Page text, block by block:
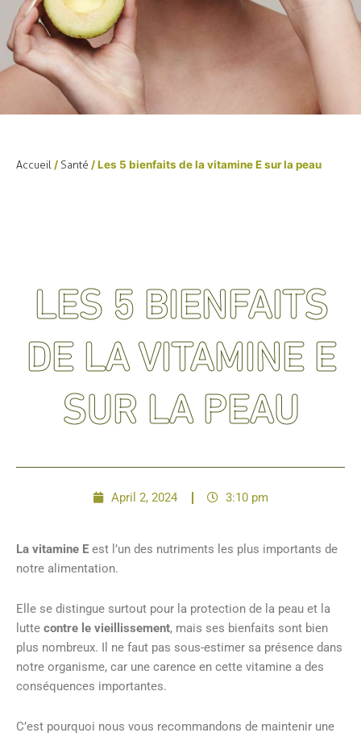
Accueil / Santé / Les 5 bienfaits de la vitamine E sur la peau
LES 5 BIENFAITS
DE LA VITAMINE E
SUR LA PEAU
April 2, 2024 3:10 pm
La vitamine E est l’un des nutriments les plus importants de
notre alimentation.
Elle se distingue surtout pour la protection de la peau et la
lutte contre le vieillissement, mais ses bienfaits sont bien
plus nombreux. Il ne faut pas sous-estimer sa présence dans
notre organisme, car une carence en cette vitamine a des
conséquences importantes.
C’est pourquoi nous vous recommandons de maintenir une